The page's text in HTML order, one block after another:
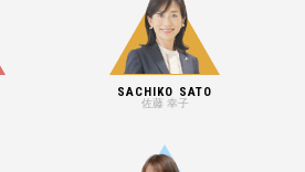
SACHIKO SATO
佐藤 幸子